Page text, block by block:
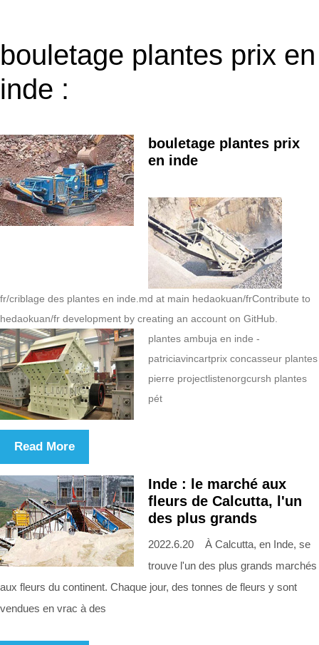
bouletage plantes prix en
inde :
bouletage plantes prix
en inde
fr/criblage des plantes en inde.md at main hedaokuan/frContribute to
hedaokuan/fr development by creating an account on GitHub.
plantes ambuja en inde -
patriciavincartprix concasseur plantes
pierre projectlistenorgcursh plantes
pét
Read More
Inde : le marché aux
fleurs de Calcutta, l'un
des plus grands
2022.6.20 À Calcutta, en Inde, se
trouve l'un des plus grands marchés
aux fleurs du continent. Chaque jour, des tonnes de fleurs y sont
vendues en vrac à des